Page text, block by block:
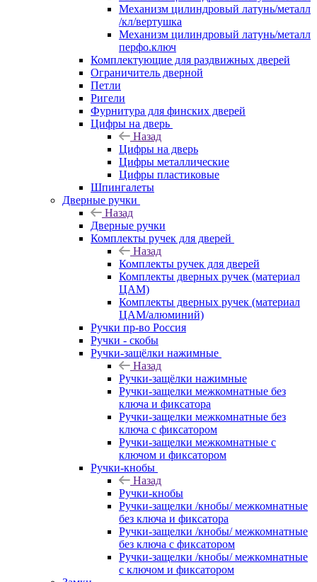
Механизм цилиндровый латунь/металл
/кл/вертушка
Механизм цилиндровый латунь/металл
перфо.ключ
Комплектующие для раздвижных дверей
Ограничитель дверной
Петли
Ригели
Фурнитура для финских дверей
Цифры на дверь
Назад
Цифры на дверь
Цифры металлические
Цифры пластиковые
Шпингалеты
Дверные ручки
Назад
Дверные ручки
Комплекты ручек для дверей
Назад
Комплекты ручек для дверей
Комплекты дверных ручек (материал
ЦАМ)
Комплекты дверных ручек (материал
ЦАМ/алюминий)
Ручки пр-во Россия
Ручки - скобы
Ручки-защёлки нажимные
Назад
Ручки-защёлки нажимные
Ручки-защелки межкомнатные без
ключа и фиксатора
Ручки-защелки межкомнатные без
ключа с фиксатором
Ручки-защелки межкомнатные с
ключом и фиксатором
Ручки-кнобы
Назад
Ручки-кнобы
Ручки-защелки /кнобы/ межкомнатные
без ключа и фиксатора
Ручки-защелки /кнобы/ межкомнатные
без ключа с фиксатором
Ручки-защелки /кнобы/ межкомнатные
с ключом и фиксатором